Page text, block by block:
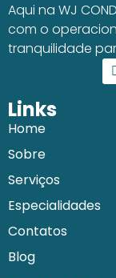
Aqui na WJ
com o
tranquilidade
Links
Home
Sobre
Serviços
Especialidades
Contatos
Blog